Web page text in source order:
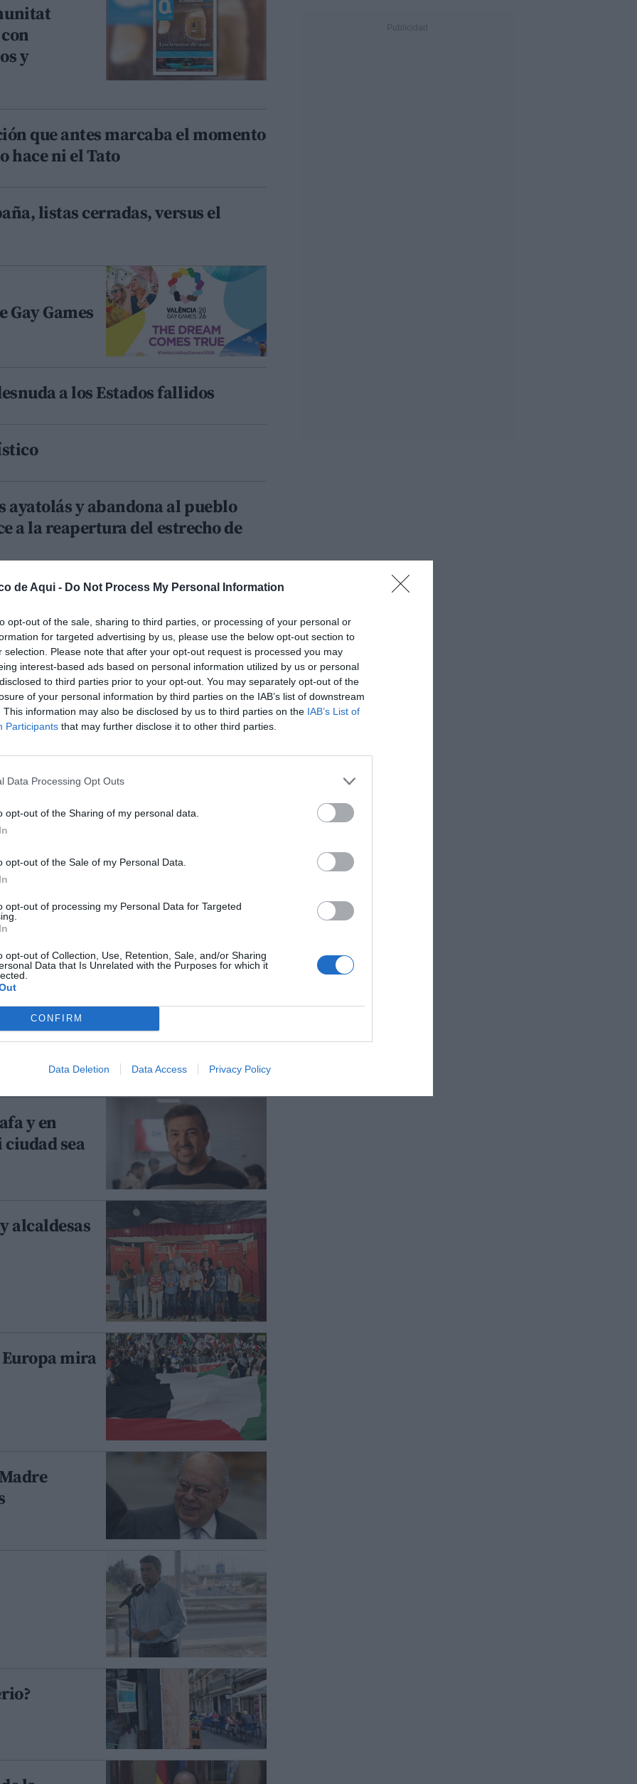
de Aqui - Do Not Process My Personal Information
opt-out of the sale, sharing to third parties, or processing of your personal or
for targeted advertising by us, please use the below opt-out section to
selection. Please note that after your opt-out request is processed you may
interest-based ads based on personal information utilized by us or personal
to third parties prior to your opt-out. You may separately opt-out of the
of your personal information by third parties on the IAB’s list of downstream
This information may also be disclosed by us to third parties on the IAB’s List of
Participants that may further disclose it to other third parties.
Data Processing Opt Outs
opt-out of the Sharing of my personal data.
opt-out of the Sale of my Personal Data.
opt-out of processing my Personal Data for Targeted
opt-out of Collection, Use, Retention, Sale, and/or Sharing
Data that Is Unrelated with the Purposes for which it
CONFIRM
Data Deletion Data Access Privacy Policy
y
que antes marcaba el momento
hace ni el Tato
listas cerradas, versus el
Games
a los Estados fallidos
y abandona al pueblo
a la reapertura del estrecho de
hemos
perdida para
puede
el
eclipsar
haber
y en
sea
alcaldesas
mira